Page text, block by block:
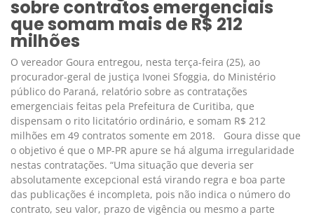
sobre contratos emergenciais
que somam mais de R$ 212
milhões
O vereador Goura entregou, nesta terça-feira (25), ao
procurador-geral de justiça Ivonei Sfoggia, do Ministério
público do Paraná, relatório sobre as contratações
emergenciais feitas pela Prefeitura de Curitiba, que
dispensam o rito licitatório ordinário, e somam R$ 212
milhões em 49 contratos somente em 2018. Goura disse que
o objetivo é que o MP-PR apure se há alguma irregularidade
nestas contratações. “Uma situação que deveria ser
absolutamente excepcional está virando regra e boa parte
das publicações é incompleta, pois não indica o número do
contrato, seu valor, prazo de vigência ou mesmo a parte